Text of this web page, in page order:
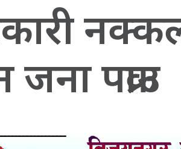
जना पक्राउ